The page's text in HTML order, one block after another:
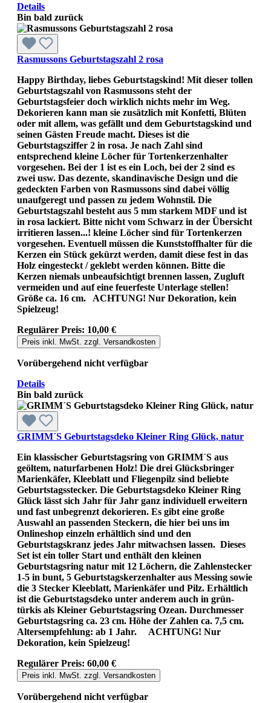
Details
Bin bald zurück
Rasmussons Geburtstagszahl 2 rosa
Happy Birthday, liebes Geburtstagskind! Mit dieser tollen
Geburtstagszahl von Rasmussons steht der
Geburtstagsfeier doch wirklich nichts mehr im Weg.
Dekorieren kann man sie zusätzlich mit Konfetti, Blüten
oder mit allem, was gefällt und dem Geburtstagskind und
seinen Gästen Freude macht. Dieses ist die
Geburtstagsziffer 2 in rosa. Je nach Zahl sind
entsprechend kleine Löcher für Tortenkerzenhalter
vorgesehen. Bei der 1 ist es ein Loch, bei der 2 sind es
zwei usw. Das dezente, skandinavische Design und die
gedeckten Farben von Rasmussons sind dabei völlig
unaufgeregt und passen zu jedem Wohnstil. Die
Geburtstagszahl besteht aus 5 mm starkem MDF und ist
in rosa lackiert. Bitte nicht vom Schwarz in der Übersicht
irritieren lassen...! kleine Löcher sind für Tortenkerzen
vorgesehen. Eventuell müssen die Kunststoffhalter für die
Kerzen ein Stück gekürzt werden, damit diese fest in das
Holz eingesteckt / geklebt werden können. Bitte die
Kerzen niemals unbeaufsichtigt brennen lassen, Zugluft
vermeiden und auf eine feuerfeste Unterlage stellen!
Größe ca. 16 cm. ACHTUNG! Nur Dekoration, kein
Spielzeug!
Regulärer Preis: 10,00 €
Preis inkl. MwSt. zzgl. Versandkosten
Vorübergehend nicht verfügbar
Details
Bin bald zurück
GRIMM´S Geburtstagsdeko Kleiner Ring Glück, natur
Ein klassischer Geburtstagsring von GRIMM´S aus
geöltem, naturfarbenen Holz! Die drei Glücksbringer
Marienkäfer, Kleeblatt und Fliegenpilz sind beliebte
Geburtstagsstecker. Die Geburtstagsdeko Kleiner Ring
Glück lässt sich Jahr für Jahr ganz individuell erweitern
und fast unbegrenzt dekorieren. Es gibt eine große
Auswahl an passenden Steckern, die hier bei uns im
Onlineshop einzeln erhältlich sind und den
Geburtstagskranz jedes Jahr mitwachsen lassen. Dieses
Set ist ein toller Start und enthält den kleinen
Geburtstagsring natur mit 12 Löchern, die Zahlenstecker
1-5 in bunt, 5 Geburtstagskerzenhalter aus Messing sowie
die 3 Stecker Kleeblatt, Marienkäfer und Pilz. Erhältlich
ist die Geburtstagsdeko unter anderem auch in grün-
türkis als Kleiner Geburtstagsring Ozean. Durchmesser
Geburtstagsring ca. 23 cm. Höhe der Zahlen ca. 7,5 cm.
Altersempfehlung: ab 1 Jahr. ACHTUNG! Nur
Dekoration, kein Spielzeug!
Regulärer Preis: 60,00 €
Preis inkl. MwSt. zzgl. Versandkosten
Vorübergehend nicht verfügbar